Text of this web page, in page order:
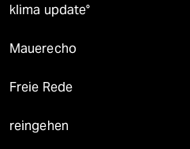
klima update°
Mauerecho
Freie Rede
reingehen